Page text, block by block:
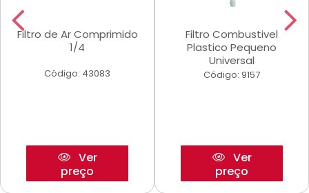
Filtro de Ar Comprimido
1/4
Código: 43083
Ver
preço
Filtro Combustivel
Plastico Pequeno
Universal
Código: 9157
Ver
preço